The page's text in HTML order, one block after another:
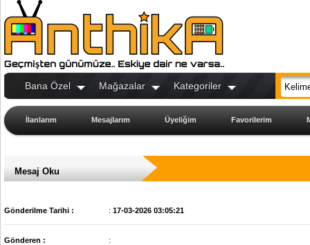
Bana Özel Mağazalar Kategoriler
İlanlarım Mesajlarım Üyeliğim Favorilerim
Mesaj Oku
Gönderilme Tarihi : : 17-03-2026 03:05:21
Gönderen : :